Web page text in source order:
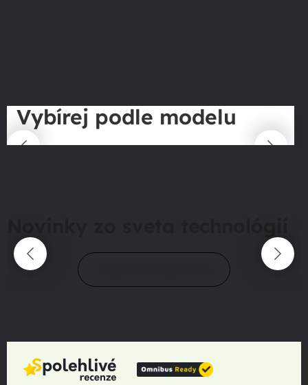
Vybírej podle modelu